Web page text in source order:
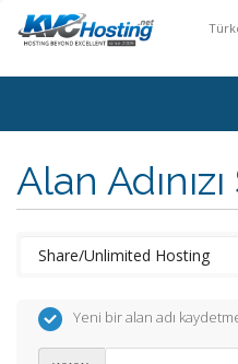
Alan
Yeni bir alan adı